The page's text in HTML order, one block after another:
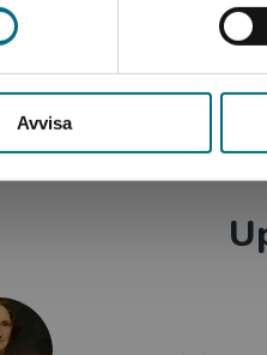
Avvisa
Inger Ulfstedt-Fjellsson